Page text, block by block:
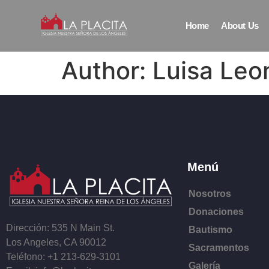
Home About Us
Author: Luisa
Dirección: 535 N Main St.
Los Angeles, CA 90012
Teléfono: +1 213-629-3101
Menú
Nosotros
Donaciones
Bautismo
Sacramentos
Galería